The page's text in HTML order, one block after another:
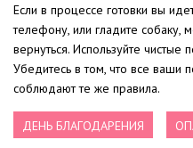
Если в процессе готовки вы
телефону, или гладите собаку,
вернуться. Используйте чистые
Убедитесь в том, что все ваши
соблюдают те же правила.
ДЕНЬ БЛАГОДАРЕНИЯ